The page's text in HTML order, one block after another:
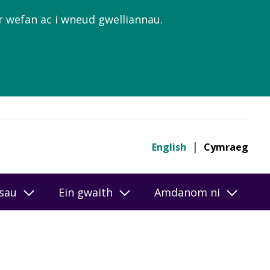
wefan ac i wneud gwelliannau.
English Cymraeg
Ein gwaith Amdanom ni